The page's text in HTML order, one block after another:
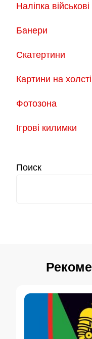
Наліпка військові
Банери
Скатертини
Картини на холсті
Фотозона
Ігрові килимки
Поиск